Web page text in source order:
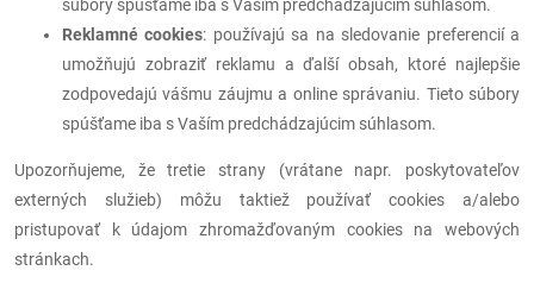
súbory spúšťame iba s Vaším predchádzajúcim súhlasom.
Reklamné cookies: používajú sa na sledovanie preferencií a
umožňujú zobraziť reklamu a ďalší obsah, ktoré najlepšie
zodpovedajú vášmu záujmu a online správaniu. Tieto súbory
spúšťame iba s Vaším predchádzajúcim súhlasom.
Upozorňujeme, že tretie strany (vrátane napr. poskytovateľov
externých služieb) môžu taktiež používať cookies a/alebo
pristupovať k údajom zhromažďovaným cookies na webových
stránkach.